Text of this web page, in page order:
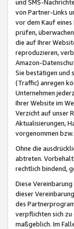
und SMS-
von Partner-Links
vor dem Kauf
prüfen,
die auf Ihrer
reproduzieren,
Amazon-
Sie bestätigen und
(Traffic) anregen
Unternehmen
Ihrer Website im
Verzicht auf unser
Aktualisierungen,
vorgenommen
Ohne die
abtreten.
rechtlich bindend,
Diese
dieser
des
verpflichten sich zu
maßgeblich. Im